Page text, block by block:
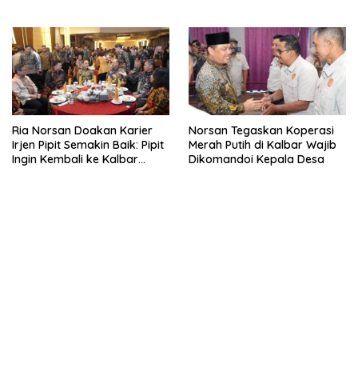
Ria Norsan Doakan Karier
Irjen Pipit Semakin Baik: Pipit
Ingin Kembali ke Kalbar
Norsan Tegaskan Koperasi
Merah Putih di Kalbar Wajib
Dikomandoi Kepala Desa